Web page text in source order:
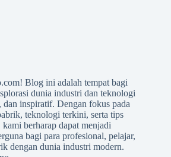
! Blog ini adalah tempat bagi
dunia industri dan teknologi
dan inspiratif. Dengan fokus pada
teknologi terkini, serta tips
berharap dapat menjadi
bagi para profesional, pelajar,
dengan dunia industri modern.